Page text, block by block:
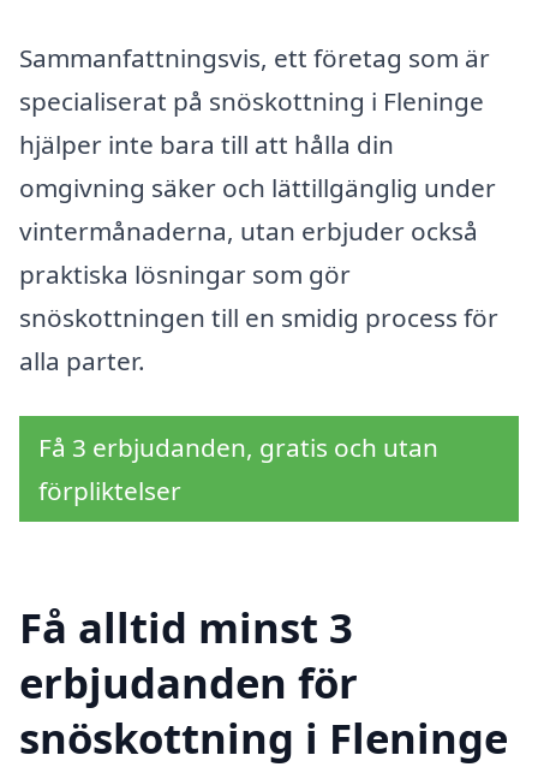
Sammanfattningsvis, ett företag som är
specialiserat på snöskottning i Fleninge
hjälper inte bara till att hålla din
omgivning säker och lättillgänglig under
vintermånaderna, utan erbjuder också
praktiska lösningar som gör
snöskottningen till en smidig process för
alla parter.
Få 3 erbjudanden, gratis och utan
förpliktelser
Få alltid minst 3
erbjudanden för
snöskottning i Fleninge